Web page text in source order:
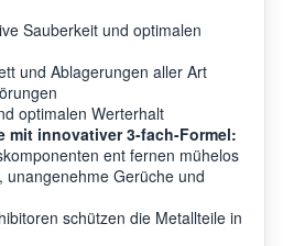
Sauberkeit und optimalen
und Ablagerungen aller Art
optimalen Werterhalt
mit innovativer 3-fach-Formel:
ent fernen mühelos
unangenehme Gerüche und
schützen die Metallteile in